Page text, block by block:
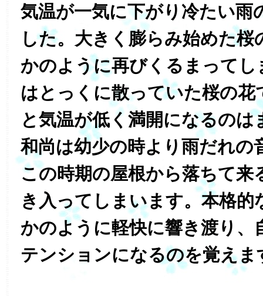
気温が一気に下がり冷たい雨
した。大きく膨らみ始めた
かのように再びくるまってし
はとっくに散っていた桜の花
と気温が低く満開になるの
和尚は幼少の時より雨だれの
この時期の屋根から落ちて来
き入ってしまいます。本格的
かのように軽快に響き渡り、
テンションになるのを覚えま